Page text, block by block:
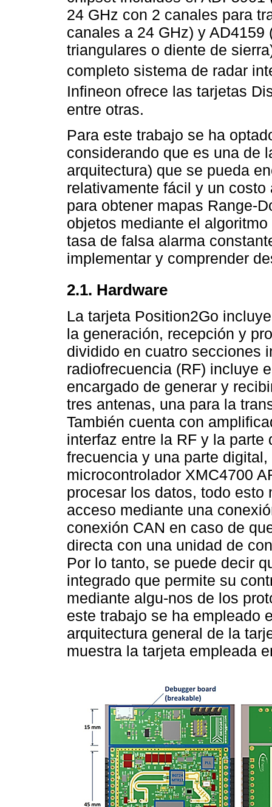
24 GHz con 2 canales para
canales a 24 GHz) y
triangulares o diente de
completo sistema de radar
Infineon ofrece las tarjetas
entre otras.
Para este trabajo se ha
considerando que es una de
arquitectura) que se pueda
relativamente fácil y un
para obtener mapas Range-
objetos mediante el
tasa de falsa alarma
implementar y comprender
2.1. Hardware
La tarjeta Position2Go
la generación, recepción y
dividido en cuatro secciones
radiofrecuencia (RF) incluye
encargado de generar y
tres antenas, una para la
También cuenta con
interfaz entre la RF y la
frecuencia y una parte
microcontrolador XMC4700
procesar los datos, todo esto
acceso mediante una
conexión CAN en caso de
directa con una unidad de
Por lo tanto, se puede decir
integrado que permite su
mediante algu-nos de los
este trabajo se ha empleado
arquitectura general de la
muestra la tarjeta empleada